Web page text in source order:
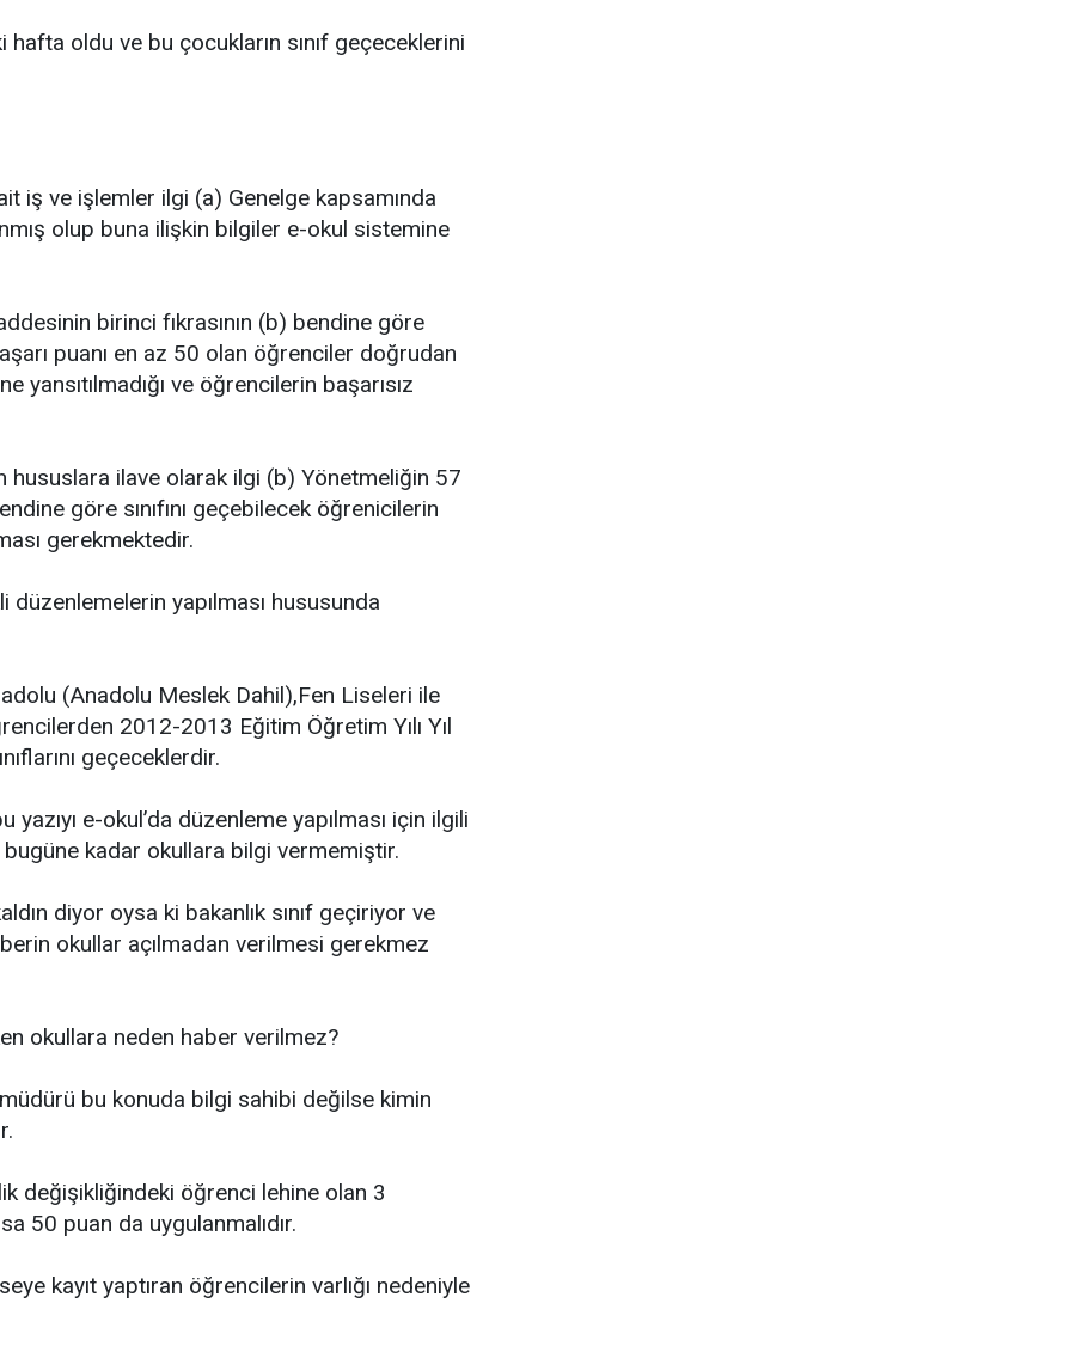
hafta oldu ve bu çocukların sınıf geçeceklerini
iş ve işlemler ilgi (a) Genelge kapsamında
olup buna ilişkin bilgiler e-okul sistemine
birinci fıkrasının (b) bendine göre
puanı en az 50 olan öğrenciler doğrudan
yansıtılmadığı ve öğrencilerin başarısız
hususlara ilave olarak ilgi (b) Yönetmeliğin 57
göre sınıfını geçebilecek öğrenicilerin
gerekmektedir.
yapılması hususunda
(Anadolu Meslek Dahil),Fen Liseleri ile
2012-2013 Eğitim Öğretim Yılı Yıl
geçeceklerdir.
e-okul’da düzenleme yapılması için ilgili
bugüne kadar okullara bilgi vermemiştir.
diyor oysa ki bakanlık sınıf geçiriyor ve
okullar açılmadan verilmesi gerekmez
okullara neden haber verilmez?
müdürü bu konuda bilgi sahibi değilse kimin
değişikliğindeki öğrenci lehine olan 3
50 puan da uygulanmalıdır.
kayıt yaptıran öğrencilerin varlığı nedeniyle